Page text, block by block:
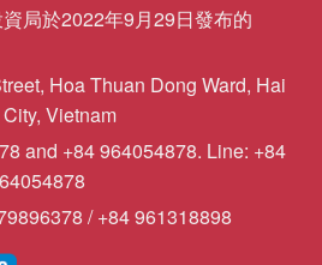
局於2022年9月29日發布的
Hoa Thuan Dong Ward, Hai
Vietnam
and +84 964054878. Line: +84
/ +84 961318898